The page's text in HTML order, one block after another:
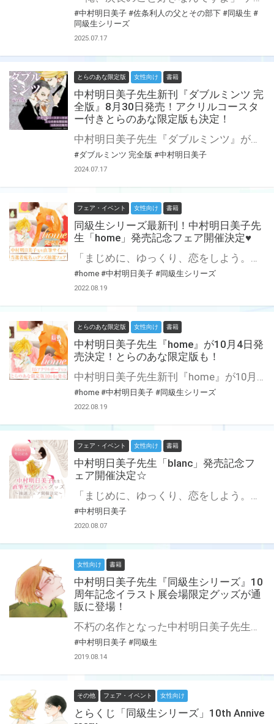
#中村明日美子 #佐条利人の父とその部下 #同級生 #
同級生シリーズ
2025.07.17
とらのあな限定版 女性向け 書籍
中村明日美子先生新刊『ダブルミンツ 完
全版』8月30日発売！アクリルコースタ
ー付きとらのあな限定版も決定！
中村明日美子先生『ダブルミンツ』が完全版となって8月30日発売決定！ とらのあなでは刊行を記念してアクリルコースター付きとらのあな限定版を発売致します♡ 池袋店・通販にて予約開始！とらのあな限定版は数量限定生産となりますので、お早めにご予約下さい！
#ダブルミンツ 完全版 #中村明日美子
2024.07.17
フェア・イベント 女性向け 書籍
同級生シリーズ最新刊！中村明日美子先
生「home」発売記念フェア開催決定♥
「まじめに、ゆっくり、恋をしよう。」のキャッチコピーで大人気、 9月下旬よりふたりの結婚式をテーマにした「blanc」原画展も開催の同級生シリーズ待望の新作「home」が刊行決定！ 新刊の発売を記念して、とらのあなでは中村明日美子先生の直筆サイン＆当選者宛名入りグッズの抽選プレゼントフェアを開催いたします♡ とらのあな限定版の有償特典B5アクリルボードに先生の直筆サインと当選者氏名を入れていただき、抽選にてプレゼント！ この貴重な機会、皆様ぜひ奮ってご応募くださいませ☆ とらのあな限定版の詳細はこちらです！ 「同級生」公式サイト▶︎https://akaneshinsha.com/opera/asmknkmr/ 中村明日美子先生Twitter▶︎https://twitter.com/asmk_gengaten
#home #中村明日美子 #同級生シリーズ
2022.08.19
とらのあな限定版 女性向け 書籍
中村明日美子先生『home』が10月4日発
売決定！とらのあな限定版も！
中村明日美子先生新刊『home』が10月4日に発売決定です！ とらのあなでは刊行を記念して、B5アクリルボード付きとらのあな限定版を発売致します！ あたたかな暖色で囲まれた日常が愛おしい一枚はファン必携…♡ とらのあな各店・通販にて予約開始。 とらのあな限定版は数量限定生産となりますので、お早めにご予約下さい！ さらに！中村明日美子先生直筆サイン入りのアクリルボードが当たる貴重なフェアも実施決定！ 詳細はこちら！
#home #中村明日美子 #同級生シリーズ
2022.08.19
フェア・イベント 女性向け 書籍
中村明日美子先生「blanc」発売記念フ
ェア開催決定☆
「まじめに、ゆっくり、恋をしよう。」のキャッチコピーで大人気、 2018年には10周年を迎えた同級生シリーズ待望の新作「blanc」が2か月連続で刊行決定！ とらのあなでは刊行を記念してとらのあな限定版の実施が決定致しました。 さらに！#1、#2のとらのあな限定版をご購入いただいた方の中から抽選で 中村明日美子先生直筆サイン入りのアクリルボードをプレゼント致します！ 詳細は下記をご覧ください。この貴重な機会、見逃す手はないですよ！ blanc #1、#2のとらのあな限定版の詳細はこちらです！ 「同級生」公式サイト▶︎https://akaneshinsha.com/opera/asmknkmr/ 中村明日美子先生Twitter▶︎https://twitter.com/asmk_gengaten
#中村明日美子
2020.08.07
女性向け 書籍
中村明日美子先生『同級生シリーズ』10
周年記念イラスト展会場限定グッズが通
販に登場！
不朽の名作となった中村明日美子先生の同級生シリーズ。 2018年9月から2019年2月まで、同級生シリーズの単行本発売から10年を記念して とらのあな秋葉原店、なんば店、名古屋店にてイラスト展を開催致しました。 その際に会場限定で販売していたグッズがついに通販に登場です！ 数に限りがございますので、ぜひお早目にご予約ください。
#中村明日美子 #同級生
2019.08.14
その他 フェア・イベント 女性向け
とらくじ「同級生シリーズ」10th Annive